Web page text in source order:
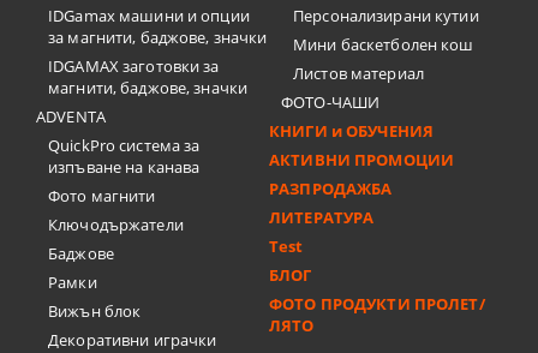
IDGamax машини и опции
за магнити, баджове, значки
IDGAMAX заготовки за
магнити, баджове, значки
ADVENTA
QuickPro система за
изпъване на канава
Фото магнити
Ключодържатели
Баджове
Рамки
Вижън блок
Декоративни играчки
Персонализирани кутии
Мини баскетболен кош
Листов материал
ФОТО-ЧАШИ
КНИГИ и ОБУЧЕНИЯ
АКТИВНИ ПРОМОЦИИ
РАЗПРОДАЖБА
ЛИТЕРАТУРА
Test
БЛОГ
ФОТО ПРОДУКТИ ПРОЛЕТ/
ЛЯТО